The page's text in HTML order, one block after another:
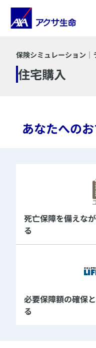
保険シミュレーション
住宅購入
あなたへの
死亡保障を備えな
る
必要保障額の確保
る